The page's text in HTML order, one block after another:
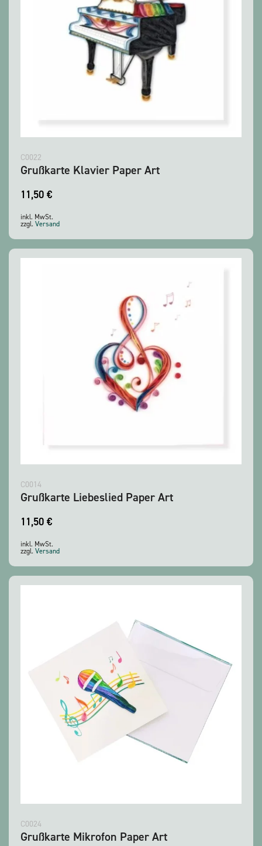
C0022
Grußkarte Klavier Paper Art
11,50 €
inkl. MwSt.
zzgl. Versand
C0014
Grußkarte Liebeslied Paper Art
11,50 €
inkl. MwSt.
zzgl. Versand
C0024
Grußkarte Mikrofon Paper Art